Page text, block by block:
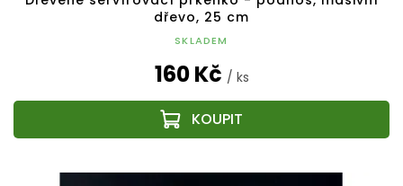
dřevo, 25 cm
SKLADEM
160 Kč / ks